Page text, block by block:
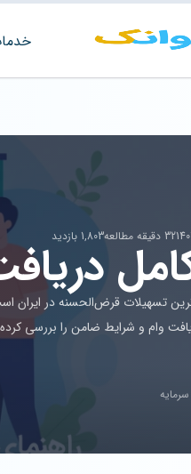
32 دقیقه مطالعه 1,803 بازدید
دریافت
تسهیلات قرض‌الحسنه در ایران
وام و شرایط ضامن را بررسی